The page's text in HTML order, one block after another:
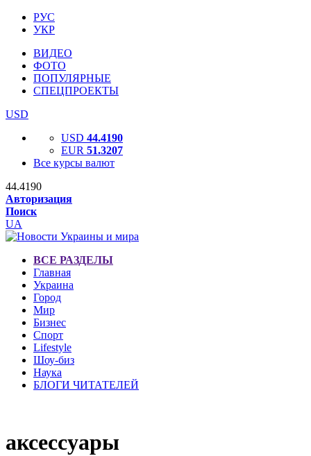
РУС
УКР
ВИДЕО
ФОТО
ПОПУЛЯРНЫЕ
СПЕЦПРОЕКТЫ
USD
USD 44.4190
EUR 51.3207
Все курсы валют
44.4190
Авторизация
Поиск
UA
ВСЕ РАЗДЕЛЫ
Главная
Украина
Город
Мир
Бизнес
Спорт
Lifestyle
Шоу-биз
Наука
БЛОГИ ЧИТАТЕЛЕЙ
аксессуары